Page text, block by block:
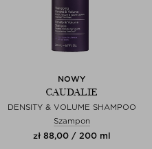
NOWY
CAUDALIE
DENSITY & VOLUME SHAMPOO
Szampon
zł 88,00 / 200 ml